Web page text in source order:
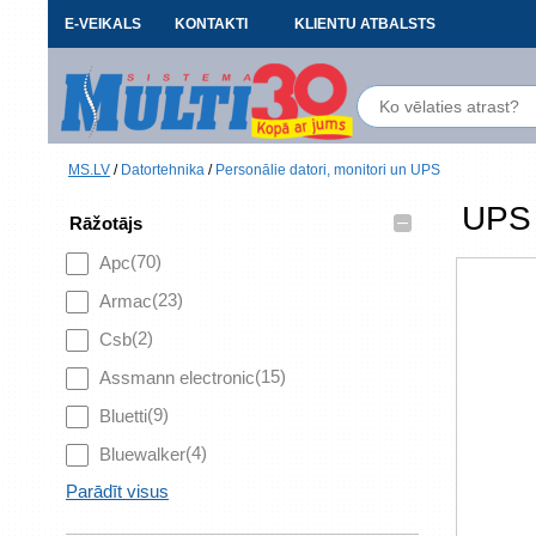
E-VEIKALS KONTAKTI KLIENTU ATBALSTS
MS.LV / Datortehnika / Personālie datori, monitori un UPS
Rāžotājs
–
Apc(70)
Armac(23)
Csb(2)
Assmann electronic(15)
Bluetti(9)
Bluewalker(4)
Parādīt visus